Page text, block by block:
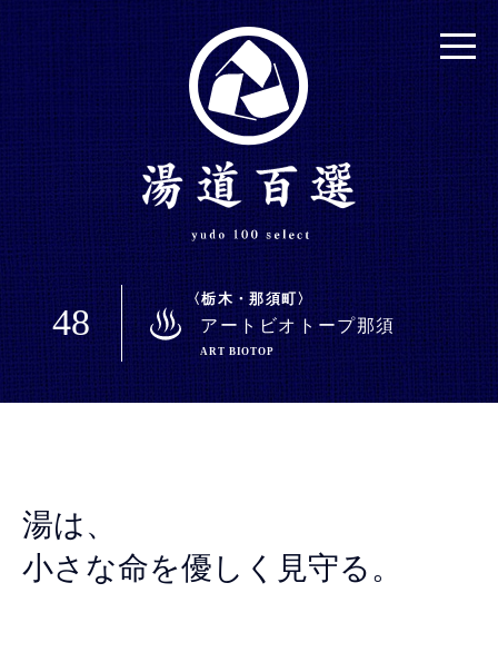
48
栃木・那須町
アートビオトープ那須
ART BIOTOP
湯は、
小さな命を優しく見守る。